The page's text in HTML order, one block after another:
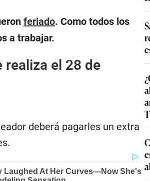
feriado. Como todos los
a trabajar.
realiza el 28 de
deberá pagarles un extra